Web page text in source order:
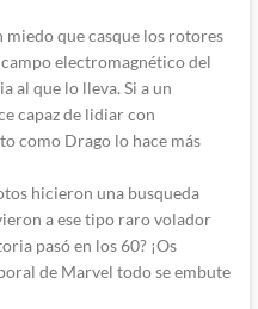
que casque los rotores
electromagnético del
al que lo lleva. Si a un
capaz de lidiar con
como Drago lo hace más
hicieron una busqueda
a ese tipo raro volador
pasó en los 60? ¡Os
de Marvel todo se embute